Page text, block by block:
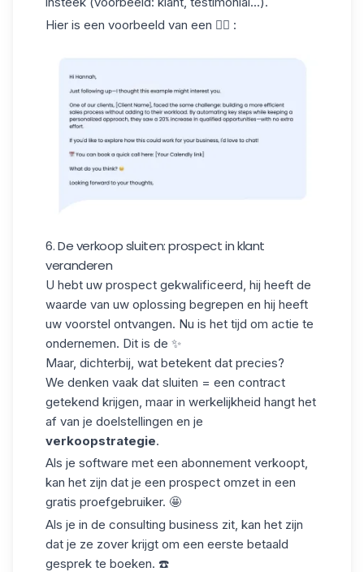
Hier is een voorbeeld van een 👇🏻 :
6. De verkoop sluiten: prospect in klant
veranderen
U hebt uw prospect gekwalificeerd, hij heeft de
waarde van uw oplossing begrepen en hij heeft
uw voorstel ontvangen. Nu is het tijd om actie te
ondernemen. Dit is de ✨
Maar, dichterbij, wat betekent dat precies?
We denken vaak dat sluiten = een contract
getekend krijgen, maar in werkelijkheid hangt het
af van je doelstellingen en je
verkoopstrategie.
Als je software met een abonnement verkoopt,
kan het zijn dat je een prospect omzet in een
gratis proefgebruiker. 🤩
Als je in de consulting business zit, kan het zijn
dat je ze zover krijgt om een eerste betaald
gesprek te boeken. ☎️